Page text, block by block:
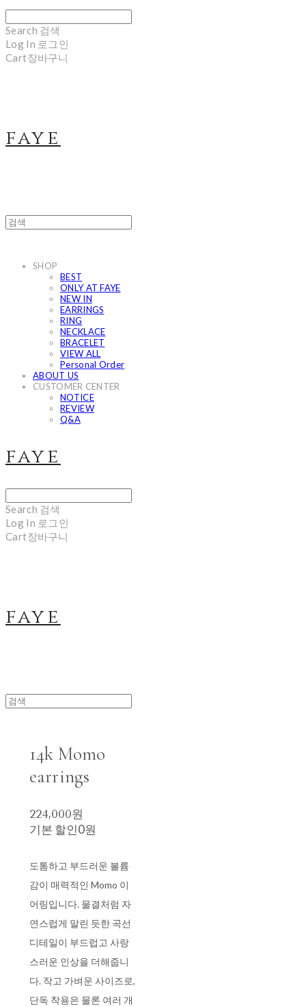
Search 검색
Log In 로그인
Cart장바구니
faye
SHOP
BEST
ONLY AT FAYE
NEW IN
EARRINGS
RING
NECKLACE
BRACELET
VIEW ALL
Personal Order
ABOUT US
CUSTOMER CENTER
NOTICE
REVIEW
Q&A
faye
Search 검색
Log In 로그인
Cart장바구니
faye
14k Momo
earrings
224,000원
기본 할인0원
도톰하고 부드러운 볼륨
감이 매력적인 Momo 이
어링입니다. 물결처럼 자
연스럽게 말린 듯한 곡선
디테일이 부드럽고 사랑
스러운 인상을 더해줍니
다. 작고 가벼운 사이즈로,
단독 착용은 물론 여러 개